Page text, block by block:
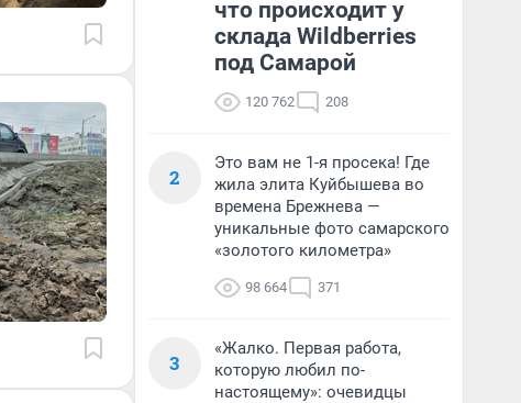
что происходит у
склада Wildberries
под Самарой
120 762 208
2
Это вам не 1-я просека! Где
жила элита Куйбышева во
времена Брежнева —
уникальные фото самарского
«золотого километра»
98 664 371
3
«Жалко. Первая работа,
которую любил по-
настоящему»: очевидцы